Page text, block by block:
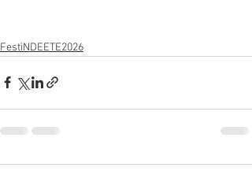
FestiNDEETE2026